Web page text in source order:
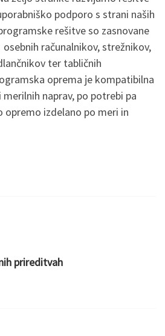
podporo s strani naših
rešitve so zasnovane
računalnikov, strežnikov,
ter tabličnih
oprema je kompatibilna
naprav, po potrebi pa
izdelano po meri in
prireditvah